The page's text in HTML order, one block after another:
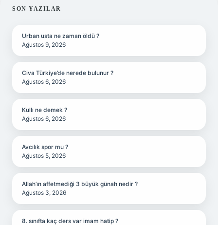
SIDEBAR
SON YAZILAR
Urban usta ne zaman öldü ?
Ağustos 9, 2026
Civa Türkiye’de nerede bulunur ?
Ağustos 6, 2026
Kullı ne demek ?
Ağustos 6, 2026
Avcılık spor mu ?
Ağustos 5, 2026
Allah’ın affetmediği 3 büyük günah nedir ?
Ağustos 3, 2026
8. sınıfta kaç ders var imam hatip ?